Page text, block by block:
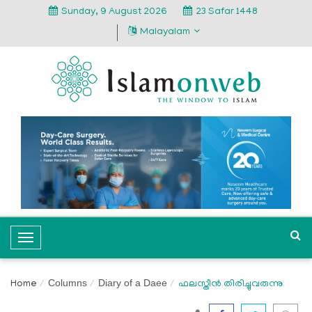
Sunday, 9 August 2026
23 Safar 1448
Malayalam
T
o
g
Home Columns Diary of a Daee ഫലസ്തീന്‍ തിരിച്ചുവരുന്നു